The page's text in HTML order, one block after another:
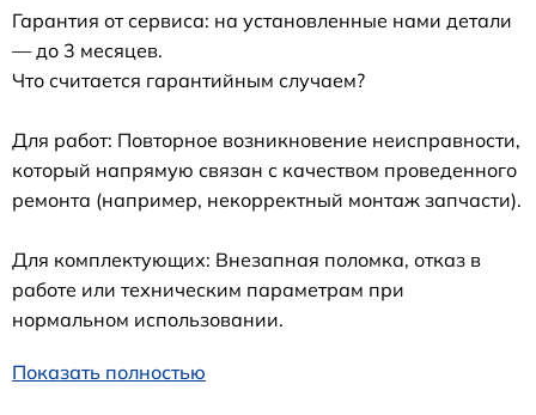
Гарантия от сервиса: на установленные нами детали
— до 3 месяцев.
Что считается гарантийным случаем?
Для работ: Повторное возникновение неисправности,
который напрямую связан с качеством проведенного
ремонта (например, некорректный монтаж запчасти).
Для комплектующих: Внезапная поломка, отказ в
работе или техническим параметрам при
нормальном использовании.
Показать полностью